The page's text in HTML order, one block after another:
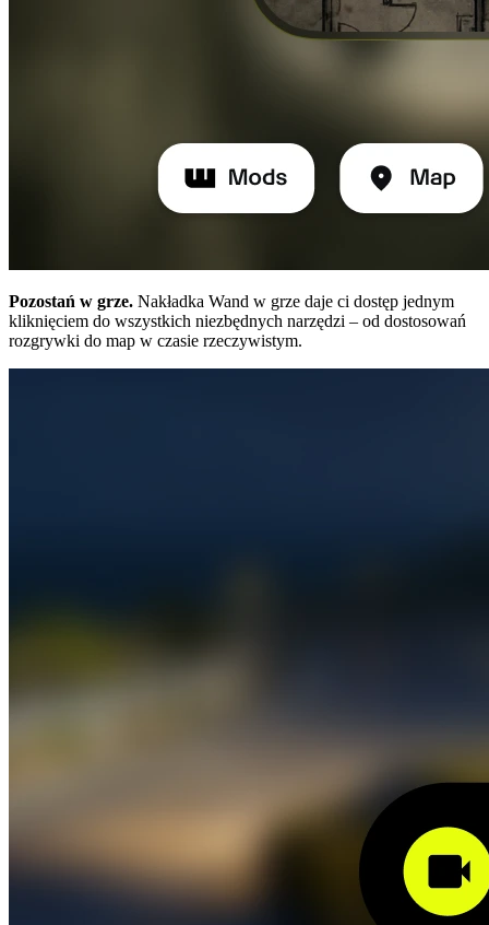
Pozostań w grze. Nakładka Wand w grze daje ci dostęp jednym
kliknięciem do wszystkich niezbędnych narzędzi – od dostosowań
rozgrywki do map w czasie rzeczywistym.